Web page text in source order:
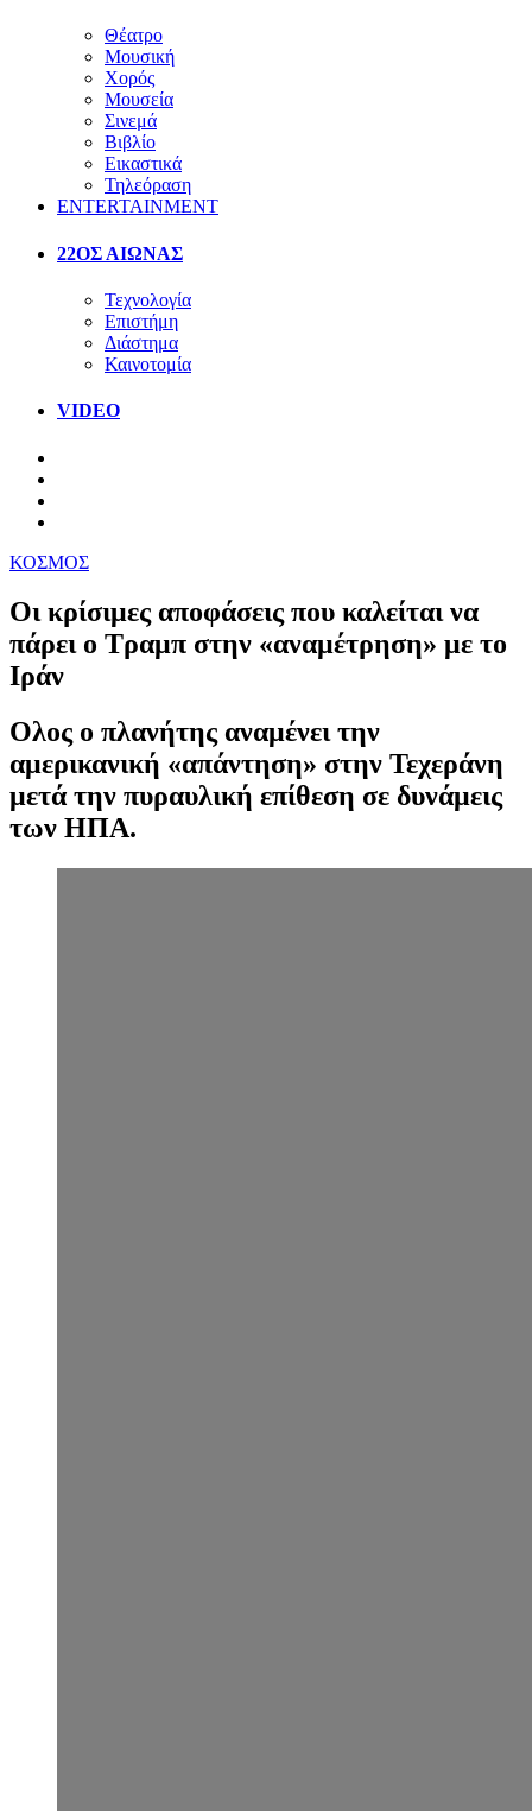
Θέατρο
Μουσική
Χορός
Μουσεία
Σινεμά
Βιβλίο
Εικαστικά
Τηλεόραση
ENTERTAINMENT
22ΟΣ ΑΙΩΝΑΣ
Τεχνολογία
Επιστήμη
Διάστημα
Καινοτομία
VIDEO
ΚΟΣΜΟΣ
Οι κρίσιμες αποφάσεις που καλείται να
πάρει ο Τραμπ στην «αναμέτρηση» με το
Ιράν
Ολος ο πλανήτης αναμένει την
αμερικανική «απάντηση» στην Τεχεράνη
μετά την πυραυλική επίθεση σε δυνάμεις
των ΗΠΑ.